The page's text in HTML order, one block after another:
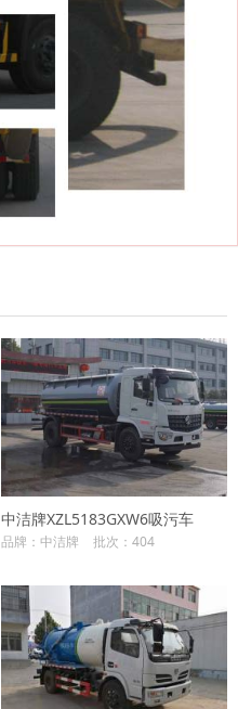
中洁牌XZL5183GXW6吸污车
品牌：中洁牌 批次：404